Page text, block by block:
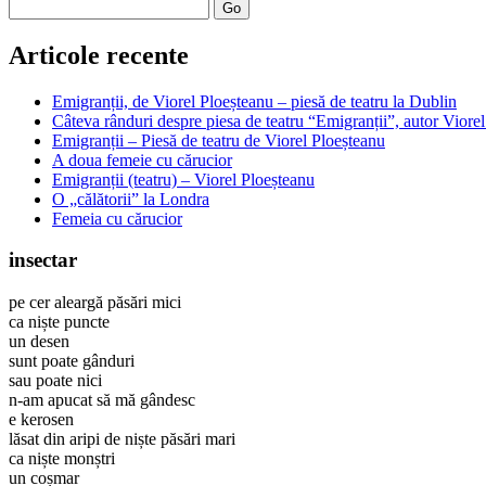
Articole recente
Emigranții, de Viorel Ploeșteanu – piesă de teatru la Dublin
Câteva rânduri despre piesa de teatru “Emigranții”, autor
Emigranții – Piesă de teatru de Viorel Ploeșteanu
A doua femeie cu cărucior
Emigranții (teatru) – Viorel Ploeșteanu
O „călătorii” la Londra
Femeia cu cărucior
insectar
pe cer aleargă păsări mici
ca niște puncte
un desen
sunt poate gânduri
sau poate nici
n-am apucat să mă gândesc
e kerosen
lăsat din aripi de niște păsări mari
ca niște monștri
un coșmar